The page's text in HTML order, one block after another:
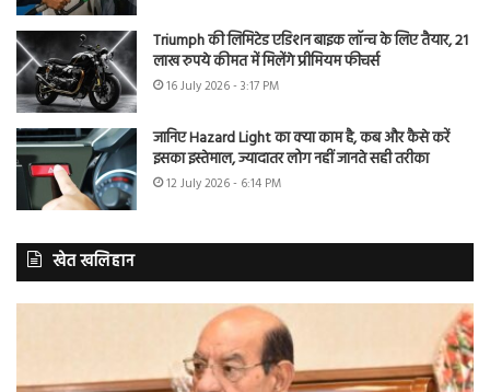
Triumph की लिमिटेड एडिशन बाइक लॉन्च के लिए तैयार, 21
लाख रुपये कीमत में मिलेंगे प्रीमियम फीचर्स
16 July 2026 - 3:17 PM
जानिए Hazard Light का क्या काम है, कब और कैसे करें
इसका इस्तेमाल, ज्यादातर लोग नहीं जानते सही तरीका
12 July 2026 - 6:14 PM
खेत खलिहान